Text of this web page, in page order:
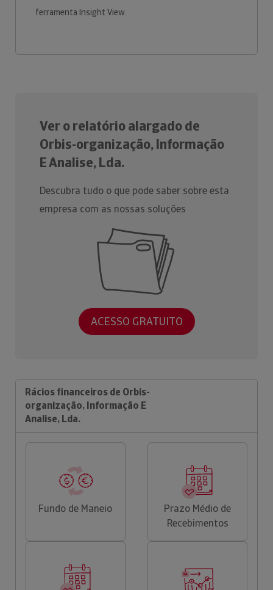
ferramenta Insight View.
Ver o relatório alargado de
Orbis-organização, Informação
E Analise, Lda.
Descubra tudo o que pode saber sobre esta
empresa com as nossas soluções
ACESSO GRATUITO
Rácios financeiros de Orbis-
organização, Informação E
Analise, Lda.
Fundo de Maneio
Prazo Médio de
Recebimentos